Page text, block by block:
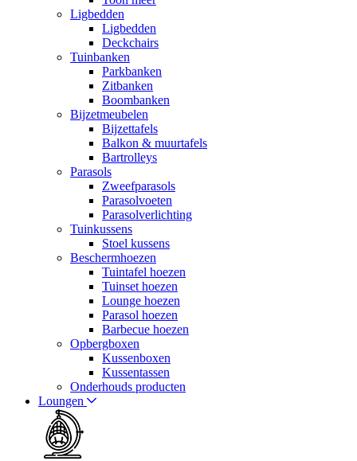
Ligbedden
Ligbedden
Deckchairs
Tuinbanken
Parkbanken
Zitbanken
Boombanken
Bijzetmeubelen
Bijzettafels
Balkon & muurtafels
Bartrolleys
Parasols
Zweefparasols
Parasolvoeten
Parasolverlichting
Tuinkussens
Stoel kussens
Beschermhoezen
Tuintafel hoezen
Tuinset hoezen
Lounge hoezen
Parasol hoezen
Barbecue hoezen
Opbergboxen
Kussenboxen
Kussentassen
Onderhouds producten
Loungen